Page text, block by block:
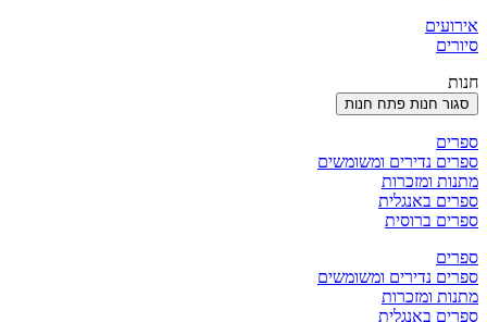
אירועים
סיורים
חנות
סגור חנות פתח חנות
ספרים
ספרים נדירים ומשומשים
מתנות ומזכרות
ספרים באנגלית
ספרים ברוסית
ספרים
ספרים נדירים ומשומשים
מתנות ומזכרות
ספרים באנגלית